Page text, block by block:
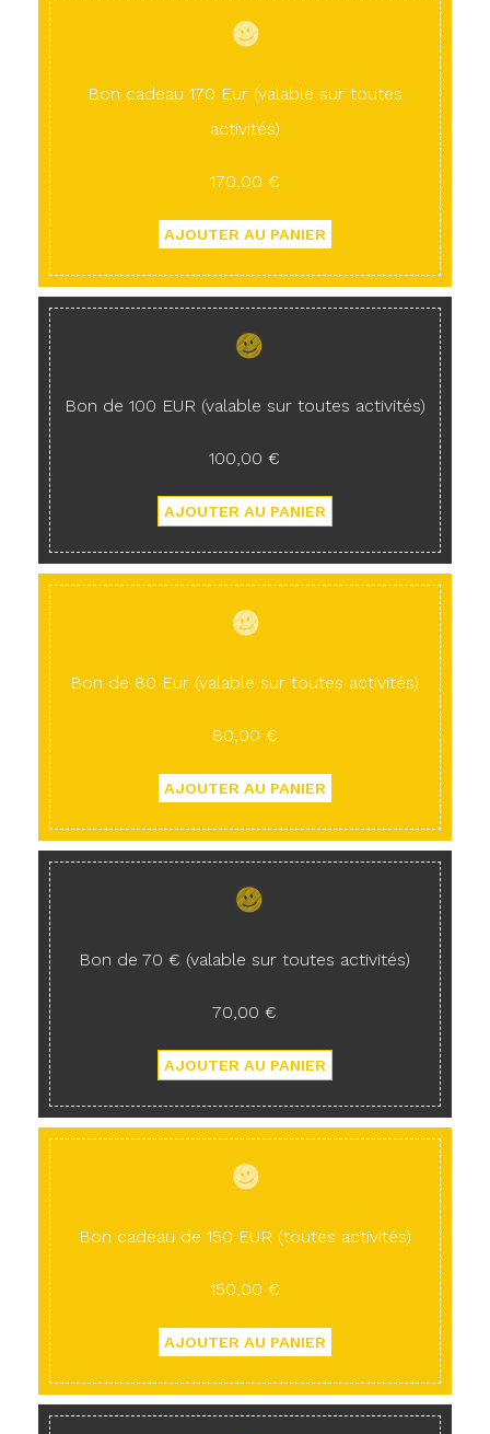
Bon cadeau 170 Eur (valable sur toutes
activités)
170,00 €
Bon de 100 EUR (valable sur toutes activités)
100,00 €
Bon de 80 Eur (valable sur toutes activités)
80,00 €
Bon de 70 € (valable sur toutes activités)
70,00 €
Bon cadeau de 150 EUR (toutes activités)
150,00 €